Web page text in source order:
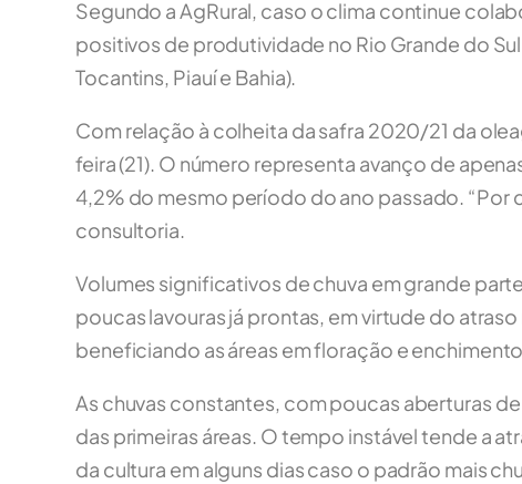
Segundo a AgRural, caso o clima continue
positivos de produtividade no Rio Grande do
Tocantins, Piauí e Bahia).
Com relação à colheita da safra 2020/21 da
feira (21). O número representa avanço de
4,2% do mesmo período do ano passado. “Por
consultoria.
Volumes significativos de chuva em grande
poucas lavouras já prontas, em virtude do
beneficiando as áreas em floração e
As chuvas constantes, com poucas aberturas
das primeiras áreas. O tempo instável tende a
da cultura em alguns dias caso o padrão mais